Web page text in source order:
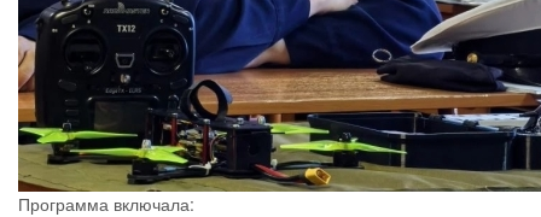
Программа включала: